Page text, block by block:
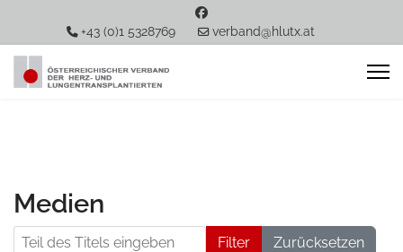
+43 (0)1 5328769 verband@hlutx.at
Medien
Teil des Titels eingeben Filter
Zurücksetzen